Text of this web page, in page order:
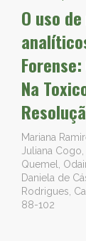
O uso
Na
Mariana
Juliana
Quemel,
Daniela de
Rodrigues,
88-102